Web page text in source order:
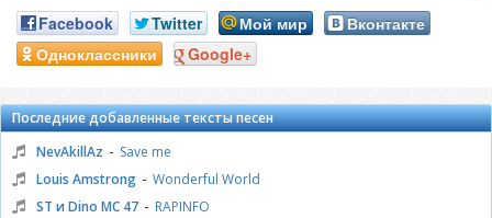
Facebook Twitter Мой мир
Вконтакте
Одноклассники
Google+
Последние добавленные тексты песен
NevAkillAz - Save me
Louis Amstrong - Wonderful World
ST и Dino MC 47 - RAPINFO